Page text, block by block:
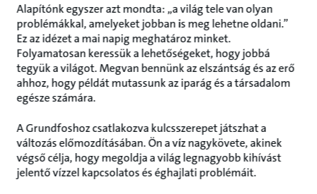
Alapítónk egyszer azt mondta: „a világ tele van olyan
problémákkal, amelyeket jobban is meg lehetne oldani.”
Ez az idézet a mai napig meghatároz minket.
Folyamatosan keressük a lehetőségeket, hogy jobbá
tegyük a világot. Megvan bennünk az elszántság és az erő
ahhoz, hogy példát mutassunk az iparág és a társadalom
egésze számára.
A Grundfoshoz csatlakozva kulcsszerepet játszhat a
változás előmozdításában. Ön a víz nagykövete, akinek
végső célja, hogy megoldja a világ legnagyobb kihívást
jelentő vízzel kapcsolatos és éghajlati problémáit.